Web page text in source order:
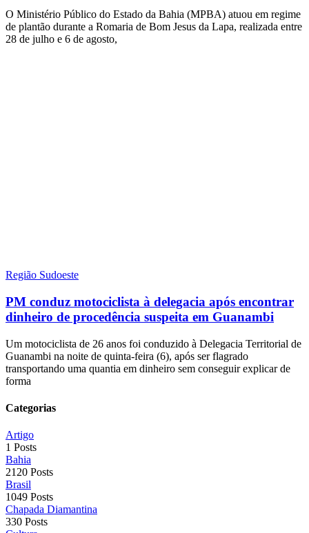
O Ministério Público do Estado da Bahia (MPBA) atuou em regime
de plantão durante a Romaria de Bom Jesus da Lapa, realizada entre
28 de julho e 6 de agosto,
Região Sudoeste
PM conduz motociclista à delegacia após encontrar
dinheiro de procedência suspeita em Guanambi
Um motociclista de 26 anos foi conduzido à Delegacia Territorial de
Guanambi na noite de quinta-feira (6), após ser flagrado
transportando uma quantia em dinheiro sem conseguir explicar de
forma
Categorias
Artigo
1 Posts
Bahia
2120 Posts
Brasil
1049 Posts
Chapada Diamantina
330 Posts